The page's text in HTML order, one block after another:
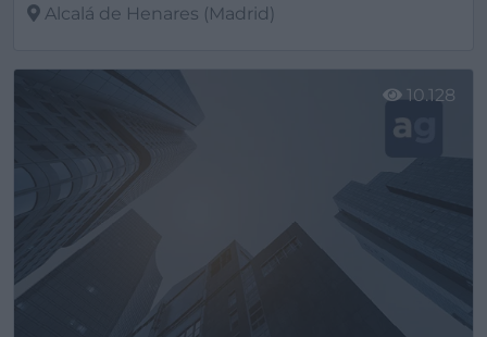
Alcalá de Henares (Madrid)
10.128